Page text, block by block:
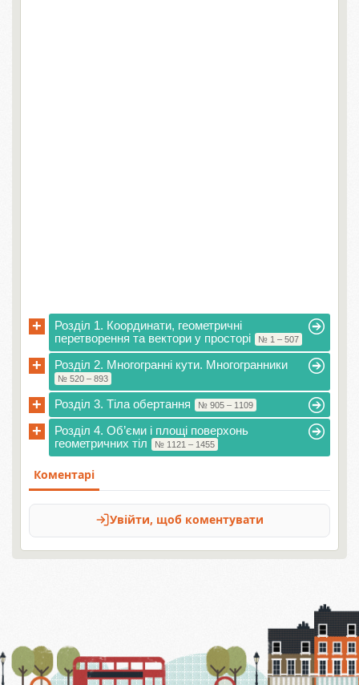
+
Розділ 1. Координати, геометричні
перетворення та вектори у просторі
№ 1 – 507
+ Розділ 2. Многогранні кути. Многогранники
№ 520 – 893
+ Розділ 3. Тіла обертання № 905 – 1109
+
Розділ 4. Об’єми і площі поверхонь
геометричних тіл
№ 1121 – 1455